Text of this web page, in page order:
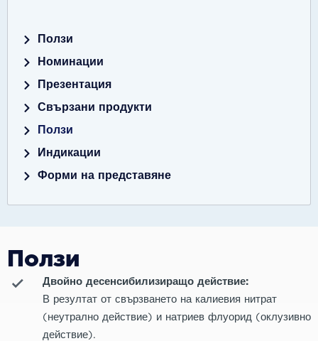
Ползи
Номинации
Презентация
Свързани продукти
Ползи
Индикации
Форми на представяне
Ползи
Двойно десенсибилизиращо действие:
В резултат от свързването на калиевия нитрат
(неутрално действие) и натриев флуорид (оклузивно
действие).